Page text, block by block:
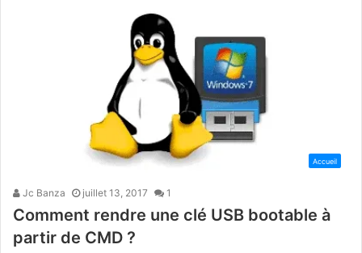
Accueil
Jc Banza juillet 13, 2017 1
Comment rendre une clé USB bootable à
partir de CMD ?